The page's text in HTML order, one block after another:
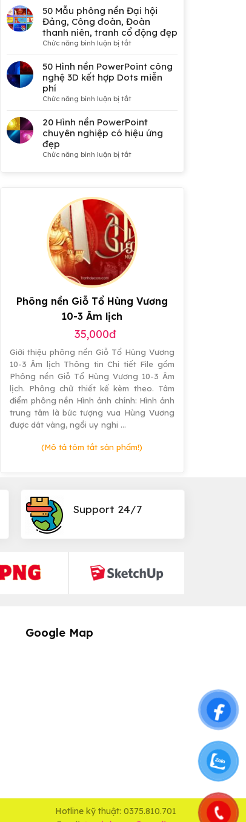
50 Mẫu phông nền Đại hội
Đảng, Công đoàn, Đoàn
thanh niên, tranh cổ động đẹp
Chức năng bình luận bị tắtở
Mẫu
phông
Công
đoàn,
thanh
50 Hình nền PowerPoint công
nghệ 3D kết hợp Dots miễn
phí
Chức năng bình luận bị tắtở
Hình
nền
PowerPoint
phí
20 Hình nền PowerPoint
chuyên nghiệp có hiệu ứng
đẹp
Chức năng bình luận bị tắtở
có
hiệu
ứng
đẹp
Phông nền Giỗ Tổ Hùng Vương
10-3 Âm lịch
35,000đ
Giới thiệu phông nền Giỗ Tổ Hùng Vương
10-3 Âm lịch Thông tin Chi tiết File gồm
Phông nền Giỗ Tổ Hùng Vương 10-3 Âm
lịch. Phông chữ thiết kế kèm theo. Tâm
điểm phông nền Hình ảnh chính: Hình ảnh
trung tâm là bức tượng vua Hùng Vương
được dát vàng, ngồi uy nghi …
(Mô tả tóm tắt sản phẩm!)
Support 24/7
Google Map
Hotline kỹ thuật: 0375.810.701